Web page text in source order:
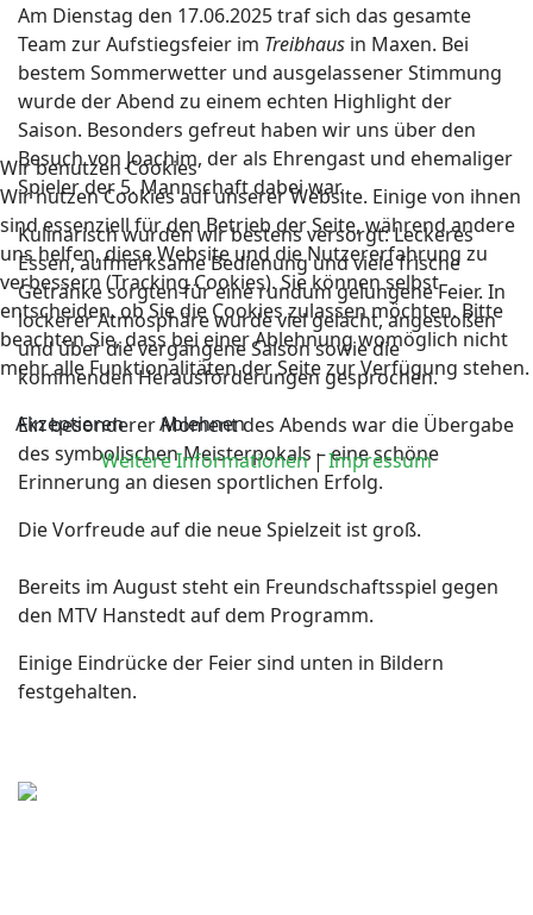
Am Dienstag den 17.06.2025 traf sich das gesamte
Team zur Aufstiegsfeier im Treibhaus in Maxen. Bei
bestem Sommerwetter und ausgelassener Stimmung
wurde der Abend zu einem echten Highlight der
Saison. Besonders gefreut haben wir uns über den
Besuch von Joachim, der als Ehrengast und ehemaliger
Spieler der 5. Mannschaft dabei war.
Kulinarisch wurden wir bestens versorgt: Leckeres
Essen, aufmerksame Bedienung und viele frische
Getränke sorgten für eine rundum gelungene Feier. In
lockerer Atmosphäre wurde viel gelacht, angestoßen
und über die vergangene Saison sowie die
kommenden Herausforderungen gesprochen.
Ein besonderer Moment des Abends war die Übergabe
des symbolischen Meisterpokals – eine schöne
Erinnerung an diesen sportlichen Erfolg.
Die Vorfreude auf die neue Spielzeit ist groß.
Bereits im August steht ein Freundschaftsspiel gegen
den MTV Hanstedt auf dem Programm.
Einige Eindrücke der Feier sind unten in Bildern
festgehalten.
Wir benutzen Cookies
Wir nutzen Cookies auf unserer Website. Einige von ihnen
sind essenziell für den Betrieb der Seite, während andere
uns helfen, diese Website und die Nutzererfahrung zu
verbessern (Tracking Cookies). Sie können selbst
entscheiden, ob Sie die Cookies zulassen möchten. Bitte
beachten Sie, dass bei einer Ablehnung womöglich nicht
mehr alle Funktionalitäten der Seite zur Verfügung stehen.
Akzeptieren
Ablehnen
Weitere Informationen|Impressum